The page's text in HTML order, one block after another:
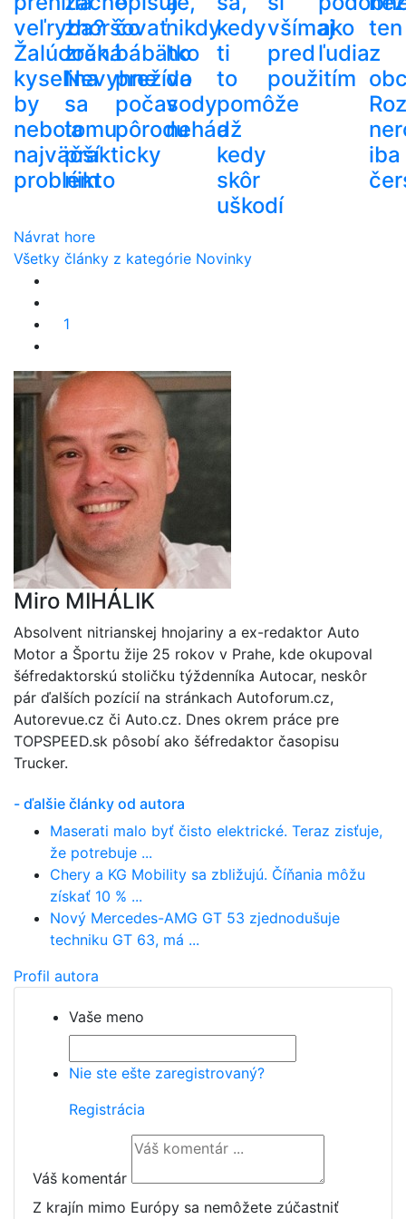
veľryba?
Žalúdočná
kyselina
by
nebola
najväčší
problém
zhoršovať
zrak.
Nevyhne
sa
tomu
prakticky
nikto
čo
bábätko
prežíva
počas
pôrodu
nikdy
ho
do
vody
nehádž
kedy
ti
to
pomôže
a
kedy
skôr
uškodí
všímaj
pred
použitím
ako
ľudia
ten
z
iba
Návrat hore
Všetky články z kategórie Novinky
1
Miro MIHÁLIK
Absolvent nitrianskej hnojariny a ex-redaktor Auto
Motor a Športu žije 25 rokov v Prahe, kde okupoval
šéfredaktorskú stoličku týždenníka Autocar, neskôr
pár ďalších pozícií na stránkach Autoforum.cz,
Autorevue.cz či Auto.cz. Dnes okrem práce pre
TOPSPEED.sk pôsobí ako šéfredaktor časopisu
Trucker.
- ďalšie články od autora
Maserati malo byť čisto elektrické. Teraz zisťuje,
že potrebuje ...
Chery a KG Mobility sa zbližujú. Číňania môžu
získať 10 % ...
Nový Mercedes-AMG GT 53 zjednodušuje
techniku GT 63, má ...
Profil autora
Vaše meno
Nie ste ešte zaregistrovaný?
Registrácia
Váš komentár
Z krajín mimo Európy sa nemôžete zúčastniť